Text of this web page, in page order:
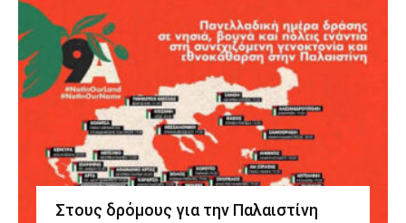
Στους δρόμους για την Παλαιστίνη